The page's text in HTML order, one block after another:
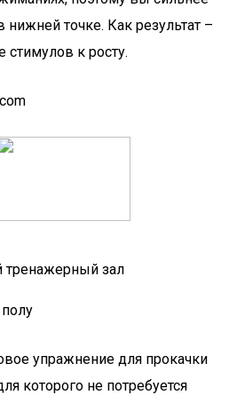
точке. Как результат –
к росту.
тренажерный зал
упражнение для прокачки
которого не потребуется